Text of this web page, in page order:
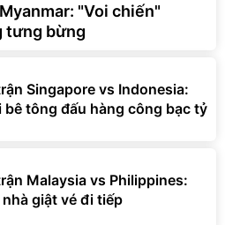
"Voi chiến"
tưng bừng
Singapore vs Indonesia:
bê tông đấu hàng công bạc tỷ
Malaysia vs Philippines:
giật vé đi tiếp